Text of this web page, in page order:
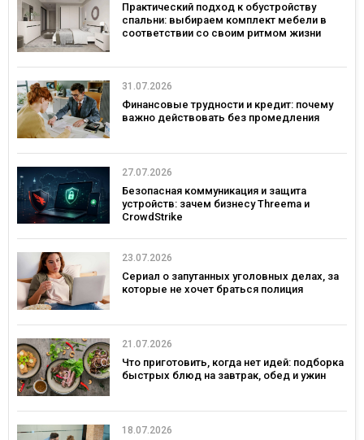
Практический подход к обустройству
спальни: выбираем комплект мебели в
соответствии со своим ритмом жизни
31.07.2026
Финансовые трудности и кредит: почему
важно действовать без промедления
27.07.2026
Безопасная коммуникация и защита
устройств: зачем бизнесу Threema и
CrowdStrike
23.07.2026
Сериал о запутанных уголовных делах, за
которые не хочет браться полиция
21.07.2026
Что приготовить, когда нет идей: подборка
быстрых блюд на завтрак, обед и ужин
18.07.2026